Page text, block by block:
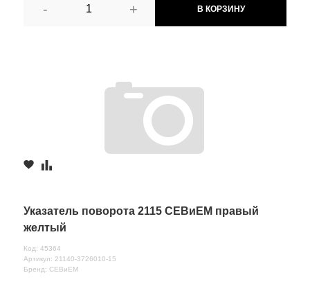
- + В КОРЗИНУ
Указатель поворота 2115 СЕВиЕМ правый
желтый
Код: 45364
Артикул: 21140-3726010-15
Бренд: СЕВиЕМ